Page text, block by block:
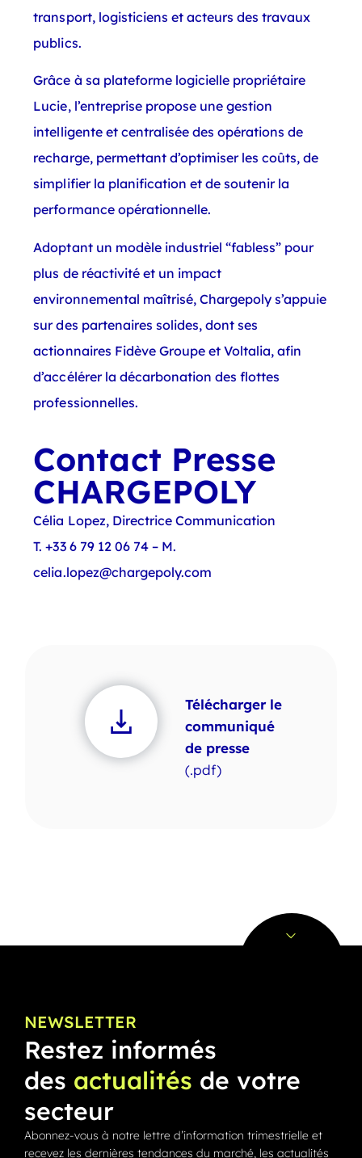
transport, logisticiens et acteurs des travaux
publics.
Grâce à sa plateforme logicielle propriétaire
Lucie, l’entreprise propose une gestion
intelligente et centralisée des opérations de
recharge, permettant d’optimiser les coûts, de
simplifier la planification et de soutenir la
performance opérationnelle.
Adoptant un modèle industriel “fabless” pour
plus de réactivité et un impact
environnemental maîtrisé, Chargepoly s’appuie
sur des partenaires solides, dont ses
actionnaires Fidève Groupe et Voltalia, afin
d’accélérer la décarbonation des flottes
professionnelles.
Contact Presse
CHARGEPOLY
Célia Lopez, Directrice Communication
T. +33 6 79 12 06 74 – M.
celia.lopez@chargepoly.com
Télécharger le
communiqué
de presse
(.pdf)
NEWSLETTER
Restez informés
des actualités de votre
secteur
Abonnez-vous à notre lettre d’information trimestrielle et
recevez les dernières tendances du marché, les actualités